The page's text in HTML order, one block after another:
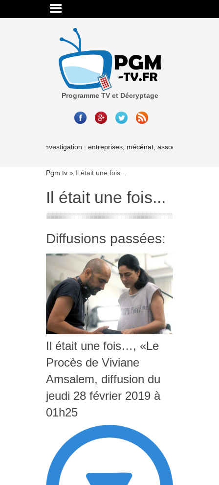
Programme TV et Décryptage
Cash investigation : entreprises, mécénat, associations-les liaisons
Pgm tv » Il était une fois...
Il était une fois...
Diffusions passées:
Il était une fois…, «Le
Procès de Viviane
Amsalem, diffusion du
jeudi 28 février 2019 à
01h25